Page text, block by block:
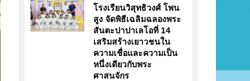
โรงเรียนวิสุทธิวงศ์ โพน
สูง จัดพิธีเฉลิมฉลองพระ
สันตะปาปาเลโอที่ 14
เสริมสร้างเยาวชนใน
ความเชื่อและความเป็น
หนึ่งเดียวกับพระ
ศาสนจักร